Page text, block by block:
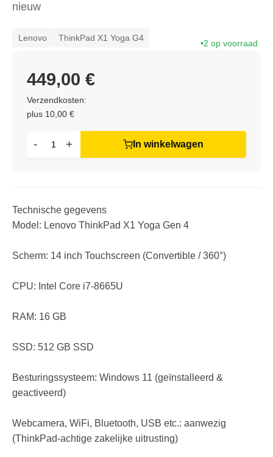
nieuw
Lenovo ThinkPad X1 Yoga G4
2 op voorraad
Verzendkosten:
plus 10,00 €
449,00 €
- + In winkelwagen
Technische gegevens
Model: Lenovo ThinkPad X1 Yoga Gen 4
Scherm: 14 inch Touchscreen (Convertible / 360°)
CPU: Intel Core i7-8665U
RAM: 16 GB
SSD: 512 GB SSD
Besturingssysteem: Windows 11 (geïnstalleerd &
geactiveerd)
Webcamera, WiFi, Bluetooth, USB etc.: aanwezig
(ThinkPad-achtige zakelijke uitrusting)